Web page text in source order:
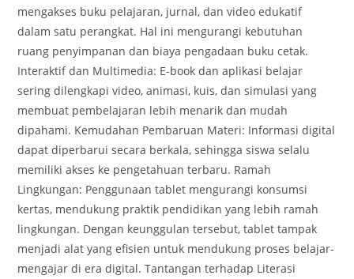
mengakses buku pelajaran, jurnal, dan video edukatif
dalam satu perangkat. Hal ini mengurangi kebutuhan
ruang penyimpanan dan biaya pengadaan buku cetak.
Interaktif dan Multimedia: E-book dan aplikasi belajar
sering dilengkapi video, animasi, kuis, dan simulasi yang
membuat pembelajaran lebih menarik dan mudah
dipahami. Kemudahan Pembaruan Materi: Informasi digital
dapat diperbarui secara berkala, sehingga siswa selalu
memiliki akses ke pengetahuan terbaru. Ramah
Lingkungan: Penggunaan tablet mengurangi konsumsi
kertas, mendukung praktik pendidikan yang lebih ramah
lingkungan. Dengan keunggulan tersebut, tablet tampak
menjadi alat yang efisien untuk mendukung proses belajar-
mengajar di era digital. Tantangan terhadap Literasi